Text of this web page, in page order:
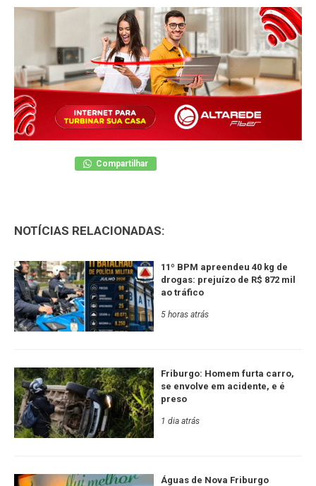
Compartilhar
NOTÍCIAS RELACIONADAS:
11º BPM apreendeu 40 kg de
drogas: prejuízo de R$ 872 mil
ao tráfico
5 horas atrás
Friburgo: Homem furta carro,
se envolve em acidente, e é
preso
1 dia atrás
Águas de Nova Friburgo